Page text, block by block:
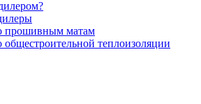
прошивным матам
теплоизоляции